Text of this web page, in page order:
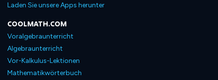
Laden Sie unsere Apps herunter
COOLMATH.COM
Voralgebraunterricht
Algebraunterricht
Vor-Kalkulus-Lektionen
Mathematikwörterbuch